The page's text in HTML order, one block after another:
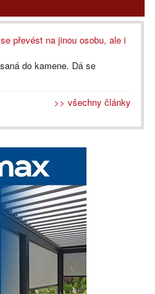
převést na jinou osobu, ale i
do kamene. Dá se
>> všechny články